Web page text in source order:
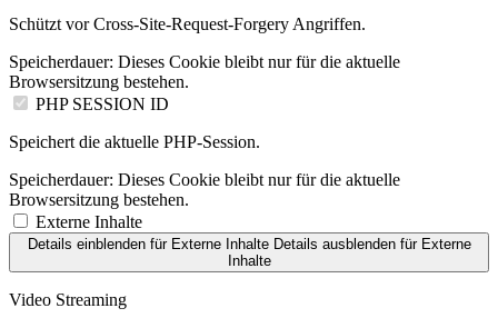
Schützt vor Cross-Site-Request-Forgery Angriffen.
Speicherdauer: Dieses Cookie bleibt nur für die aktuelle
Browsersitzung bestehen.
PHP SESSION ID
Speichert die aktuelle PHP-Session.
Speicherdauer: Dieses Cookie bleibt nur für die aktuelle
Browsersitzung bestehen.
Externe Inhalte
Details einblendenfür Externe Inhalte Details ausblendenfür Externe
Inhalte
Video Streaming